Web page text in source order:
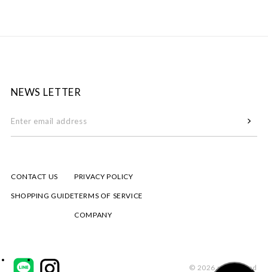
NEWS LETTER
CONTACT US
SHOPPING GUIDE
PRIVACY POLICY
TERMS OF SERVICE
COMPANY
© 2026 mizuiro ind